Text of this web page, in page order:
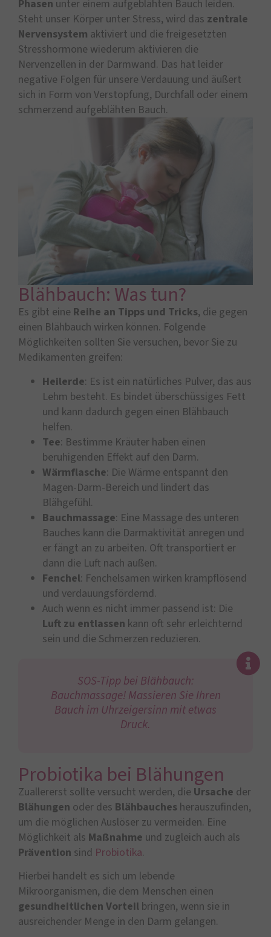
Phasen unter einem aufgeblähten Bauch leiden.
Steht unser Körper unter Stress, wird das zentrale
Nervensystem aktiviert und die freigesetzten
Stresshormone wiederum aktivieren die
Nervenzellen in der Darmwand. Das hat leider
negative Folgen für unsere Verdauung und äußert
sich in Form von Verstopfung, Durchfall oder einem
schmerzend aufgeblähten Bauch.
Blähbauch: Was tun?
Es gibt eine Reihe an Tipps und Tricks, die gegen
einen Blähbauch wirken können. Folgende
Möglichkeiten sollten Sie versuchen, bevor Sie zu
Medikamenten greifen:
Heilerde: Es ist ein natürliches Pulver, das aus
Lehm besteht. Es bindet überschüssiges Fett
und kann dadurch gegen einen Blähbauch
helfen.
Tee: Bestimme Kräuter haben einen
beruhigenden Effekt auf den Darm.
Wärmflasche: Die Wärme entspannt den
Magen-Darm-Bereich und lindert das
Blähgefühl.
Bauchmassage: Eine Massage des unteren
Bauches kann die Darmaktivität anregen und
er fängt an zu arbeiten. Oft transportiert er
dann die Luft nach außen.
Fenchel: Fenchelsamen wirken krampflösend
und verdauungsfördernd.
Auch wenn es nicht immer passend ist: Die
Luft zu entlassen kann oft sehr erleichternd
sein und die Schmerzen reduzieren.
SOS-Tipp bei Blähbauch:
Bauchmassage! Massieren Sie Ihren
Bauch im Uhrzeigersinn mit etwas
Druck.
Probiotika bei Blähungen
Zuallererst sollte versucht werden, die Ursache der
Blähungen oder des Blähbauches herauszufinden,
um die möglichen Auslöser zu vermeiden. Eine
Möglichkeit als Maßnahme und zugleich auch als
Prävention sind Probiotika.
Hierbei handelt es sich um lebende
Mikroorganismen, die dem Menschen einen
gesundheitlichen Vorteil bringen, wenn sie in
ausreichender Menge in den Darm gelangen.